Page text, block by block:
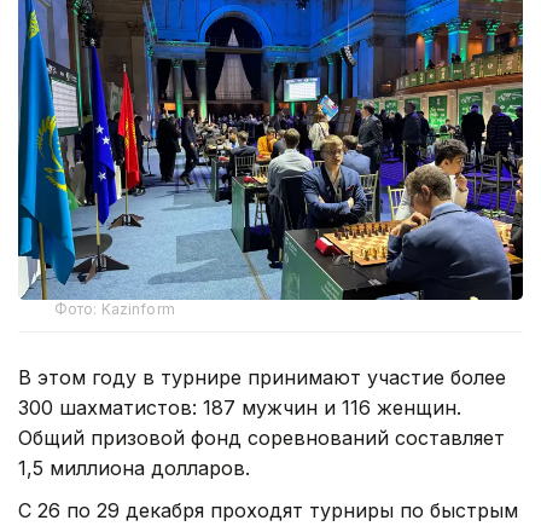
Фото: Kazinform
В этом году в турнире принимают участие более
300 шахматистов: 187 мужчин и 116 женщин.
Общий призовой фонд соревнований составляет
1,5 миллиона долларов.
С 26 по 29 декабря проходят турниры по быстрым